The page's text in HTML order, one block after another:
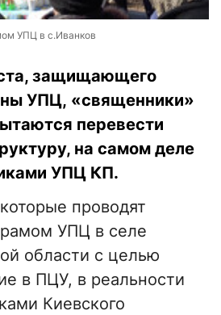
УПЦ в с.Иванков
защищающего
УПЦ, «священники»
перевести
на самом деле
УПЦ КП.
проводят
УПЦ в селе
области с целью
в ПЦУ, в реальности
Киевского